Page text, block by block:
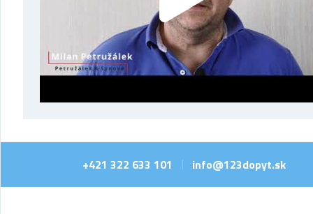
+421 322 633 101 info@123dopyt.sk